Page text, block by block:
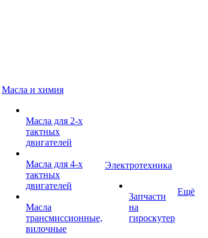
Масла и химия
Масла для 2-х
тактных
двигателей
Масла для 4-х
тактных
двигателей
Масла
трансмиссионные,
вилочные
Электротехника
Запчасти
на
гироскутер
Ещё